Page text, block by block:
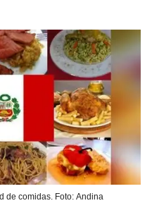
de comidas. Foto: Andina